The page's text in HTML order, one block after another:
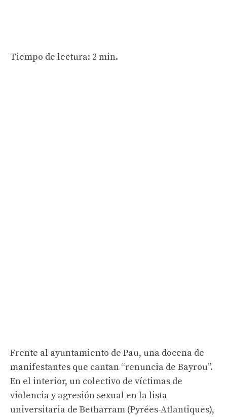
Tiempo de lectura: 2 min.
Frente al ayuntamiento de Pau, una docena de
manifestantes que cantan “renuncia de Bayrou”.
En el interior, un colectivo de víctimas de
violencia y agresión sexual en la lista
universitaria de Betharram (Pyrées-Atlantiques),